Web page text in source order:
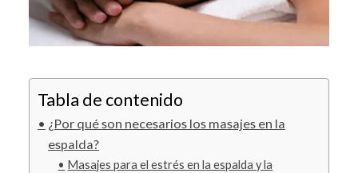
Tabla de contenido
¿Por qué son necesarios los masajes en la
espalda?
Masajes para el estrés en la espalda y la